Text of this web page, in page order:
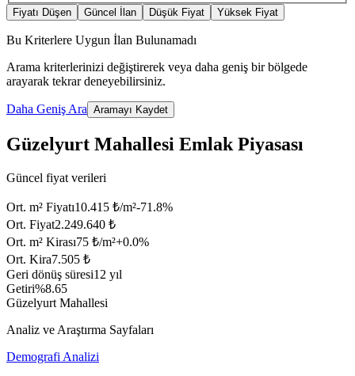
Fiyatı Düşen Güncel İlan Düşük Fiyat Yüksek Fiyat
Bu Kriterlere Uygun İlan Bulunamadı
Arama kriterlerinizi değiştirerek veya daha geniş bir bölgede
arayarak tekrar deneyebilirsiniz.
Daha Geniş Ara Aramayı Kaydet
Güzelyurt Mahallesi Emlak Piyasası
Güncel fiyat verileri
Ort. m² Fiyatı10.415 ₺/m²-71.8%
Ort. Fiyat2.249.640 ₺
Ort. m² Kirası75 ₺/m²+0.0%
Ort. Kira7.505 ₺
Geri dönüş süresi12 yıl
Getiri%8.65
Güzelyurt Mahallesi
Analiz ve Araştırma Sayfaları
Demografi Analizi